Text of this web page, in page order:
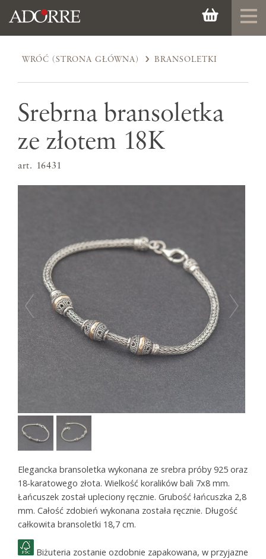
WRÓĆ (STRONA GŁÓWNA) BRANSOLETKI
Srebrna bransoletka
ze złotem 18K
art. 16431
Elegancka bransoletka wykonana ze srebra próby 925 oraz
18-karatowego złota. Wielkość koralików bali 7x8 mm.
Łańcuszek został upleciony ręcznie. Grubość łańcuszka 2,8
mm. Całość zdobień wykonana została ręcznie. Długość
całkowita bransoletki 18,7 cm.
Biżuteria zostanie ozdobnie zapakowana, w przyjazne